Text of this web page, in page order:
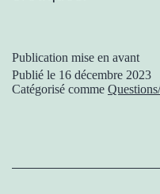
Publication mise en avant
Publié le 16 décembre 2023
Catégorisé comme